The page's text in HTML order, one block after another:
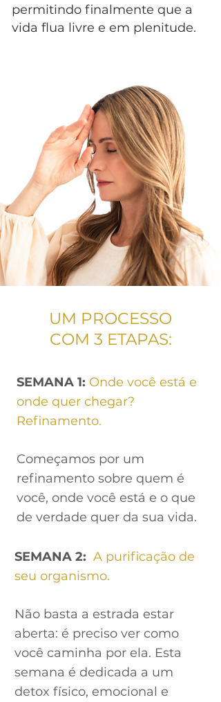
permitindo finalmente que a
vida flua livre e em plenitude.
UM PROCESSO
COM 3 ETAPAS:
SEMANA 1: Onde você está e
onde quer chegar?
Refinamento.
Começamos por um
refinamento sobre quem é
você, onde você está e o que
de verdade quer da sua vida.
SEMANA 2: A purificação de
seu organismo.
Não basta a estrada estar
aberta: é preciso ver como
você caminha por ela. Esta
semana é dedicada a um
detox físico, emocional e